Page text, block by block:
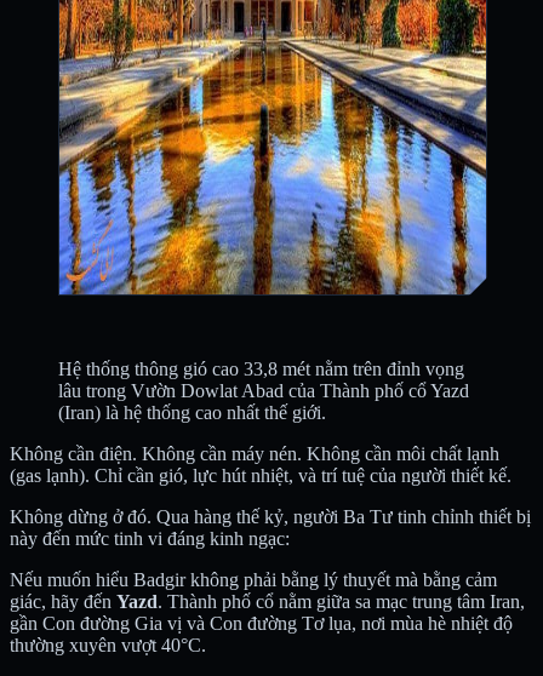
Hệ thống thông gió cao 33,8 mét nằm trên đỉnh vọng
lâu trong Vườn Dowlat Abad của Thành phố cổ Yazd
(Iran) là hệ thống cao nhất thế giới.
Không cần điện. Không cần máy nén. Không cần môi chất lạnh
(gas lạnh). Chỉ cần gió, lực hút nhiệt, và trí tuệ của người thiết kế.
Không dừng ở đó. Qua hàng thế kỷ, người Ba Tư tinh chỉnh thiết bị
này đến mức tinh vi đáng kinh ngạc:
Nếu muốn hiểu Badgir không phải bằng lý thuyết mà bằng cảm
giác, hãy đến Yazd. Thành phố cổ nằm giữa sa mạc trung tâm Iran,
gần Con đường Gia vị và Con đường Tơ lụa, nơi mùa hè nhiệt độ
thường xuyên vượt 40°C.